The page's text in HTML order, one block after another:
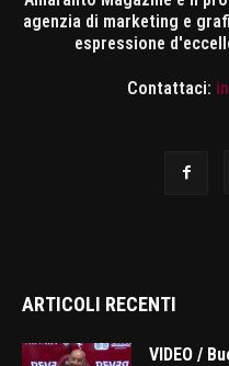
agenzia di marketing e
espressione
Contattaci:
ARTICOLI RECENTI
VIDEO /